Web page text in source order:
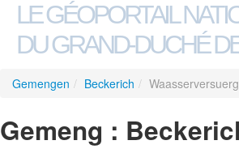
LE GÉOPORTAIL
DU GRAND-DUCHÉ
Gemengen / Beckerich /
Gemeng :